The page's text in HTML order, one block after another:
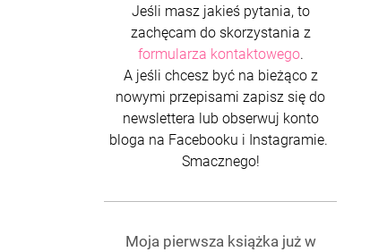
Jeśli masz jakieś pytania, to
zachęcam do skorzystania z
formularza kontaktowego.
A jeśli chcesz być na bieżąco z
nowymi przepisami zapisz się do
newslettera lub obserwuj konto
bloga na Facebooku i Instagramie.
Smacznego!
Moja pierwsza książka już w